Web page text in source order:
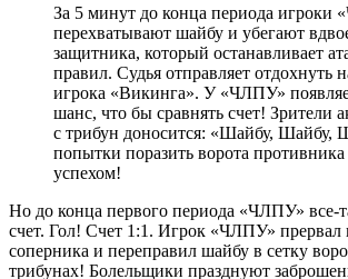
За 5 минут до конца периода игроки
перехватывают шайбу и убегают
защитника, который останавливает
правил. Судья отправляет отдохнуть
игрока «Викинга». У «ЧЛПУ»
шанс, что бы сравнять счет! Зрители
с трибун доносится: «Шайбу, Шайбу,
попытки поразить ворота противника
успехом!
Но до конца первого периода «ЧЛПУ» все-
счет. Гол! Счет 1:1. Игрок «ЧЛПУ» прервал
соперника и переправил шайбу в сетку
трибунах! Болельщики празднуют